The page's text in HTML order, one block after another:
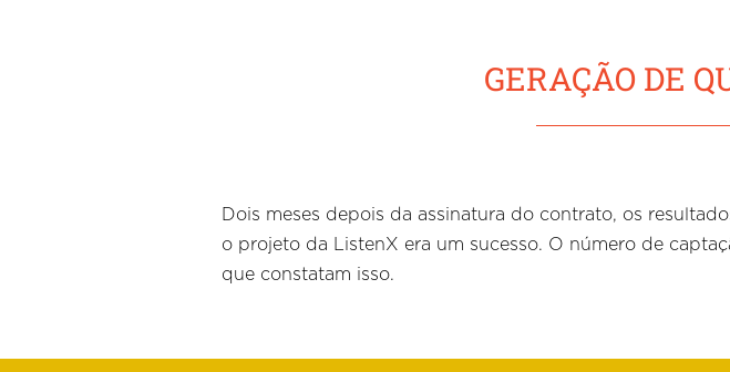
GERAÇÃO DE
Dois meses depois da assinatura do contrato, os
o projeto da ListenX era um sucesso. O número de
que constatam isso.